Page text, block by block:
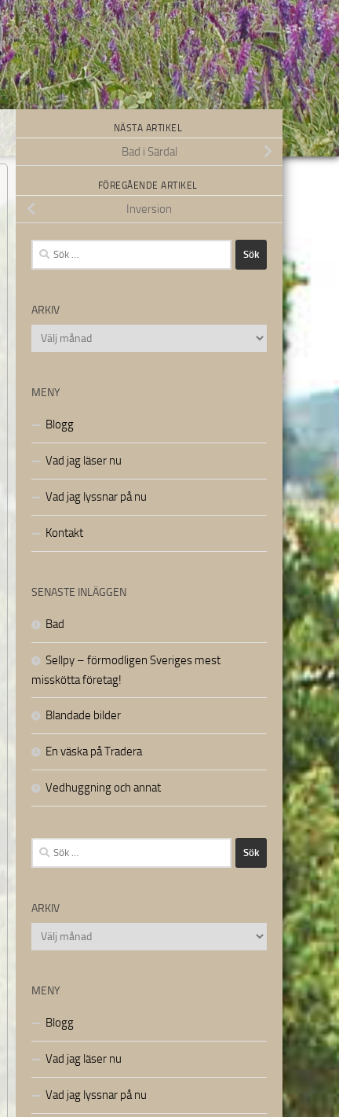
NÄSTA ARTIKEL
Bad i Särdal
FÖREGÅENDE ARTIKEL
Inversion
Sök
efter:
ARKIV
Arkiv
MENY
Blogg
Vad jag läser nu
Vad jag lyssnar på nu
Kontakt
SENASTE INLÄGGEN
Bad
Sellpy – förmodligen Sveriges mest
misskötta företag!
Blandade bilder
En väska på Tradera
Vedhuggning och annat
Sök
efter:
ARKIV
Arkiv
MENY
Blogg
Vad jag läser nu
Vad jag lyssnar på nu